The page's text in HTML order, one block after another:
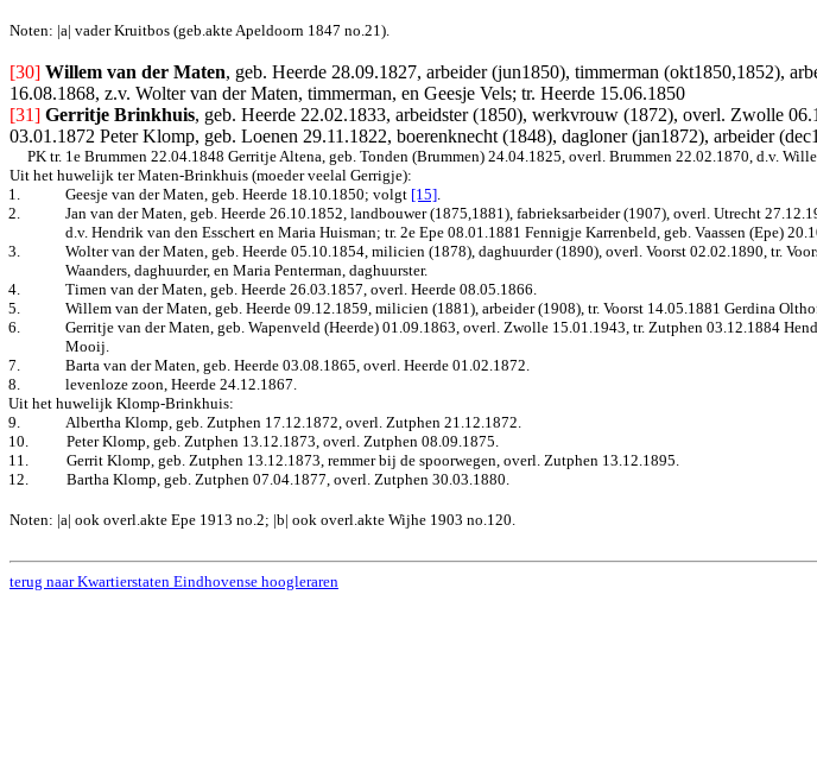
Noten: |a| vader Kruitbos (geb.akte Apeldoorn 1847 no.21).
[30] Willem van der Maten, geb. Heerde 28.09.1827, arbeider (jun1850), timmerman (okt1850,1852),
16.08.1868, z.v. Wolter van der Maten, timmerman, en Geesje Vels; tr. Heerde 15.06.1850
[31] Gerritje Brinkhuis, geb. Heerde 22.02.1833, arbeidster (1850), werkvrouw (1872), overl. Zwolle
03.01.1872 Peter Klomp, geb. Loenen 29.11.1822, boerenknecht (1848), dagloner (jan1872), arbeider
PK tr. 1e Brummen 22.04.1848 Gerritje Altena, geb. Tonden (Brummen) 24.04.1825, overl. Brummen 22.02.1870, d.v.
Uit het huwelijk ter Maten-Brinkhuis (moeder veelal Gerrigje):
1.
Geesje van der Maten, geb. Heerde 18.10.1850; volgt [15].
2.
Jan van der Maten, geb. Heerde 26.10.1852, landbouwer (1875,1881), fabrieksarbeider (1907), overl. Utrecht
d.v. Hendrik van den Esschert en Maria Huisman; tr. 2e Epe 08.01.1881 Fennigje Karrenbeld, geb. Vaassen (Epe)
3.
Wolter van der Maten, geb. Heerde 05.10.1854, milicien (1878), daghuurder (1890), overl. Voorst 02.02.1890, tr.
Waanders, daghuurder, en Maria Penterman, daghuurster.
4.
Timen van der Maten, geb. Heerde 26.03.1857, overl. Heerde 08.05.1866.
5.
Willem van der Maten, geb. Heerde 09.12.1859, milicien (1881), arbeider (1908), tr. Voorst 14.05.1881 Gerdina
6.
Gerritje van der Maten, geb. Wapenveld (Heerde) 01.09.1863, overl. Zwolle 15.01.1943, tr. Zutphen 03.12.1884
Mooij.
7.
Barta van der Maten, geb. Heerde 03.08.1865, overl. Heerde 01.02.1872.
8.
levenloze zoon, Heerde 24.12.1867.
Uit het huwelijk Klomp-Brinkhuis:
9.
Albertha Klomp, geb. Zutphen 17.12.1872, overl. Zutphen 21.12.1872.
10.
Peter Klomp, geb. Zutphen 13.12.1873, overl. Zutphen 08.09.1875.
11.
Gerrit Klomp, geb. Zutphen 13.12.1873, remmer bij de spoorwegen, overl. Zutphen 13.12.1895.
12.
Bartha Klomp, geb. Zutphen 07.04.1877, overl. Zutphen 30.03.1880.
Noten: |a| ook overl.akte Epe 1913 no.2; |b| ook overl.akte Wijhe 1903 no.120.
terug naar Kwartierstaten Eindhovense hoogleraren